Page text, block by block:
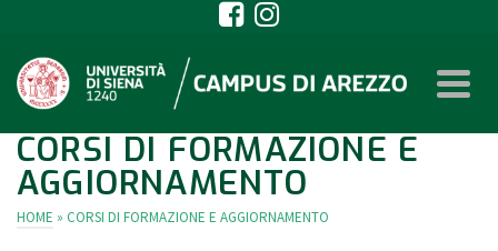
CORSI DI FORMAZIONE E
AGGIORNAMENTO
HOME » CORSI DI FORMAZIONE E AGGIORNAMENTO